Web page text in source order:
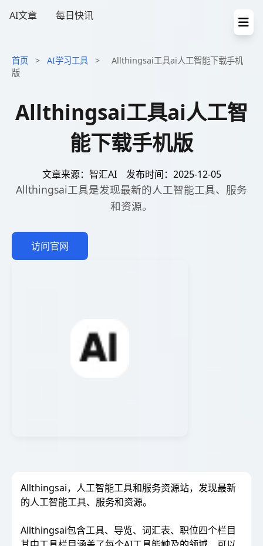
AI文章 每日快讯
首页 > AI学习工具 >
Allthingsai工具ai人工智能下载手机
版
Allthingsai工具ai人工智
能下载手机版
文章来源：智汇AI 发布时间：2025-12-05
Allthingsai工具是发现最新的人工智能工具、服务
和资源。
访问官网
Allthingsai，人工智能工具和服务资源站，发现最新
的人工智能工具、服务和资源。
Allthingsai包含工具、导览、词汇表、职位四个栏目